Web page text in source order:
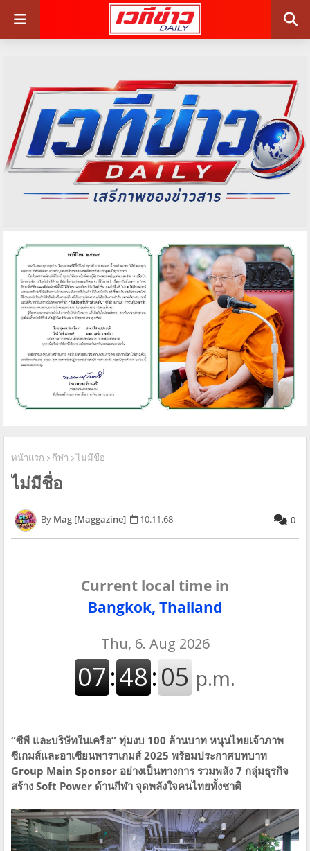
หน้าแรก กีฬา ไม่มีชื่อ
ไม่มีชื่อ
Mag [Maggazine] 10.11.68 0
Current local time in
Bangkok, Thailand
“ซีพี และบริษัทในเครือ” ทุ่มงบ 100 ล้านบาท หนุนไทยเจ้าภาพ
ซีเกมส์และอาเซียนพาราเกมส์ 2025 พร้อมประกาศบทบาท
Group Main Sponsor อย่างเป็นทางการ รวมพลัง 7 กลุ่มธุรกิจ
สร้าง Soft Power ด้านกีฬา จุดพลังใจคนไทยทั้งชาติ